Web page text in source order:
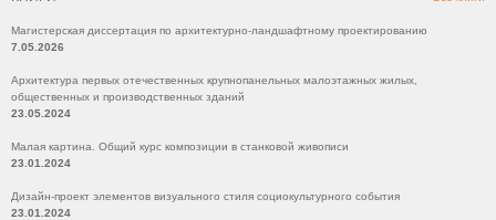
Магистерская диссертация по архитектурно-ландшафтному проектированию
7.05.2026
Архитектура первых отечественных крупнопанельных малоэтажных жилых,
общественных и производственных зданий
23.05.2024
Малая картина. Общий курс композиции в станковой живописи
23.01.2024
Дизайн-проект элементов визуального стиля социокультурного события
23.01.2024